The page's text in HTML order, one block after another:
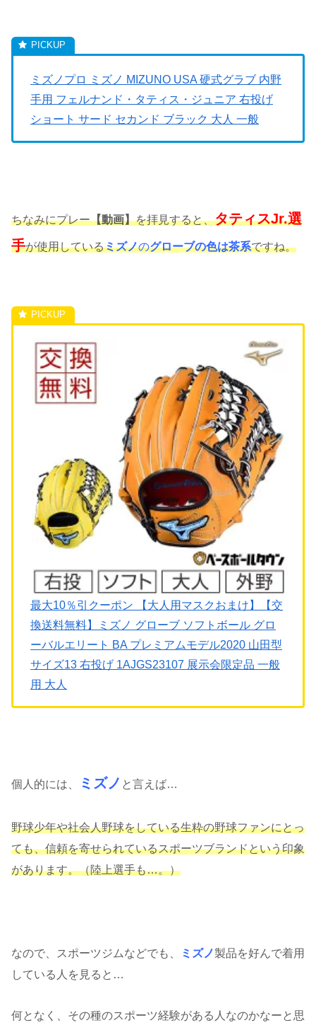
ミズノプロ ミズノ MIZUNO USA 硬式グラブ 内野
手用 フェルナンド・タティス・ジュニア 右投げ
ショート サード セカンド ブラック 大人 一般
ちなみにプレー【動画】を拝見すると、タティスJr.選
手が使用しているミズノのグローブの色は茶系ですね。
最大10％引クーポン 【大人用マスクおまけ】【交
換送料無料】ミズノ グローブ ソフトボール グロ
ーバルエリート BA プレミアムモデル2020 山田型
サイズ13 右投げ 1AJGS23107 展示会限定品 一般
用 大人
個人的には、 ミズノ と言えば…
野球少年や社会人野球をしている生粋の野球ファンにとっ
ても、信頼を寄せられているスポーツブランドという印象
があります。（陸上選手も…。）
なので、スポーツジムなどでも、 ミズノ製品を好んで着用
している人を見ると…
何となく、その種のスポーツ経験がある人なのかなーと思